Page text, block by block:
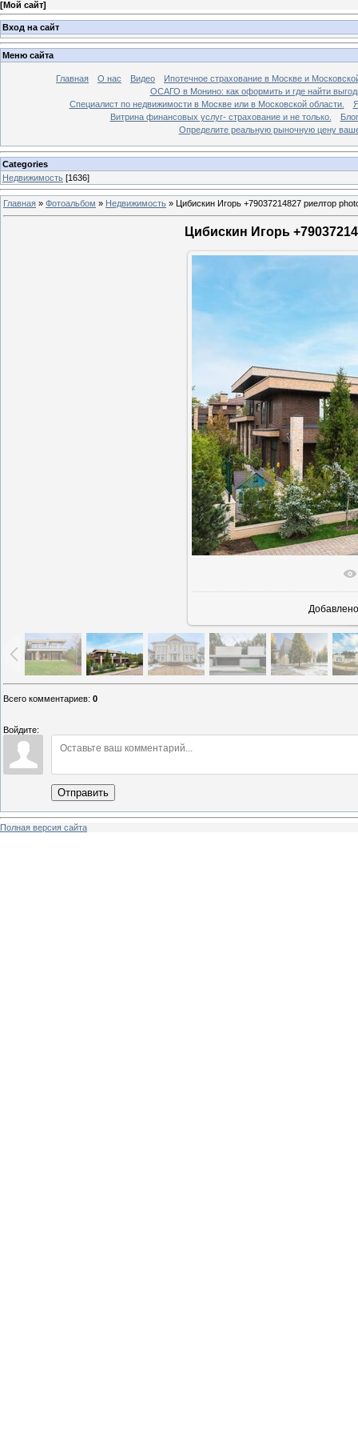
[Мой сайт]
Вход на сайт
Меню сайта
Главная О нас Видео
Ипотечное страхование в Москве и
ОСАГО в Монино: как оформить и где найти
Специалист по недвижимости в Москве или в Московской области.
Витрина финансовых услуг- страхование и не только.
Блог
Определите реальную рыночную цену
Categories
Недвижимость [1636]
Главная » Фотоальбом » Недвижимость » Цибискин Игорь +79037214827 риелтор
Цибискин Игорь
В
Добавлено
Всего комментариев: 0
Войдите:
Отправить
Полная версия сайта